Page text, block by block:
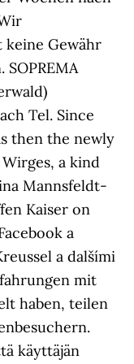
keine Gewähr
Tel. Since
then the newly
a kind
a
a dalšími
mit
haben, teilen
käyttäjän